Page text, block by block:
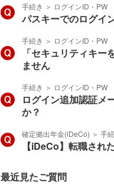
手続き ＞ ログインID・PW
パスキーでのログイ
手続き ＞ ログインID・PW
「セキュリティキ
ません
手続き ＞ ログインID・PW
ログイン追加認証メ
か？
確定拠出年金(iDeCo) ＞ 手
【iDeCo】転職され
最近見たご質問